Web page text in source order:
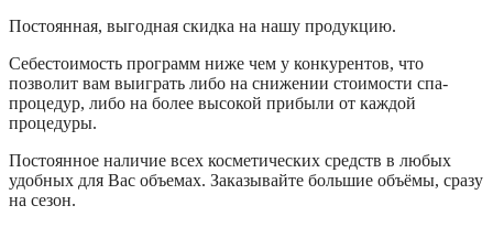
Постоянная, выгодная скидка на нашу продукцию.
Себестоимость программ ниже чем у конкурентов, что
позволит вам выиграть либо на снижении стоимости спа-
процедур, либо на более высокой прибыли от каждой
процедуры.
Постоянное наличие всех косметических средств в любых
удобных для Вас объемах. Заказывайте большие объёмы, сразу
на сезон.